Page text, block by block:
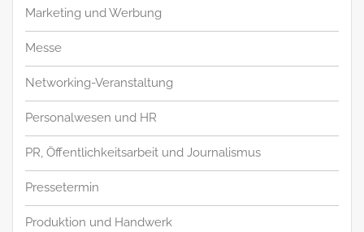
Marketing und Werbung
Messe
Networking-Veranstaltung
Personalwesen und HR
PR, Öffentlichkeitsarbeit und Journalismus
Pressetermin
Produktion und Handwerk